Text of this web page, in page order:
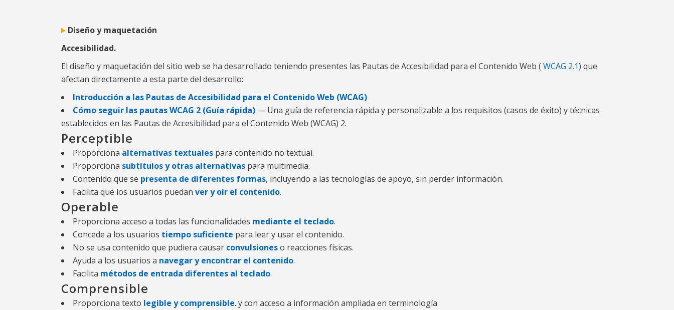
Diseño y maquetación
Accesibilidad.
El diseño y maquetación del sitio web se ha desarrollado teniendo presentes las Pautas de Accesibilidad para el Contenido Web ( WCAG 2.1) que
afectan directamente a esta parte del desarrollo:
Introducción a las Pautas de Accesibilidad para el Contenido Web (WCAG)
Cómo seguir las pautas WCAG 2 (Guía rápida) — Una guía de referencia rápida y personalizable a los requisitos (casos de éxito) y técnicas
establecidos en las Pautas de Accesibilidad para el Contenido Web (WCAG) 2.
Perceptible
Proporciona alternativas textuales para contenido no textual.
Proporciona subtítulos y otras alternativas para multimedia.
Contenido que se presenta de diferentes formas, incluyendo a las tecnologías de apoyo, sin perder información.
Facilita que los usuarios puedan ver y oír el contenido.
Operable
Proporciona acceso a todas las funcionalidades mediante el teclado.
Concede a los usuarios tiempo suficiente para leer y usar el contenido.
No se usa contenido que pudiera causar convulsioneso reacciones físicas.
Ayuda a los usuarios a navegar y encontrar el contenido.
Facilita métodos de entrada diferentes al teclado.
Comprensible
Proporciona texto legible y comprensible. y con acceso a información ampliada en terminología